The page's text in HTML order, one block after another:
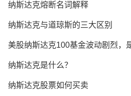
纳斯达克熔断名词解释
纳斯达克与道琼斯的三大区别
纳斯达克是什么？
纳斯达克股票如何买卖